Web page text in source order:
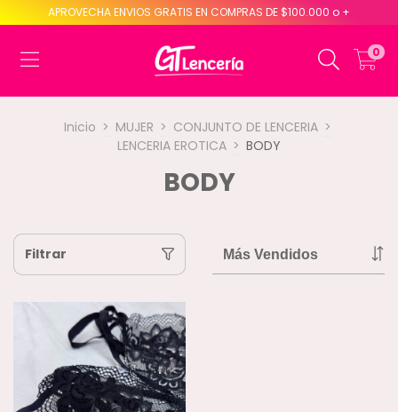
APROVECHA ENVIOS GRATIS EN COMPRAS DE $100.000 o +
0
Inicio > MUJER > CONJUNTO DE LENCERIA >
LENCERIA EROTICA > BODY
BODY
Filtrar